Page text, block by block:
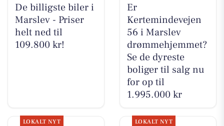
De billigste biler i
Marslev - Priser
helt ned til
109.800 kr!
Er
Kertemindevejen
56 i Marslev
drømmehjemmet?
Se de dyreste
boliger til salg nu
for op til
1.995.000 kr
LOKALT NYT LOKALT NYT